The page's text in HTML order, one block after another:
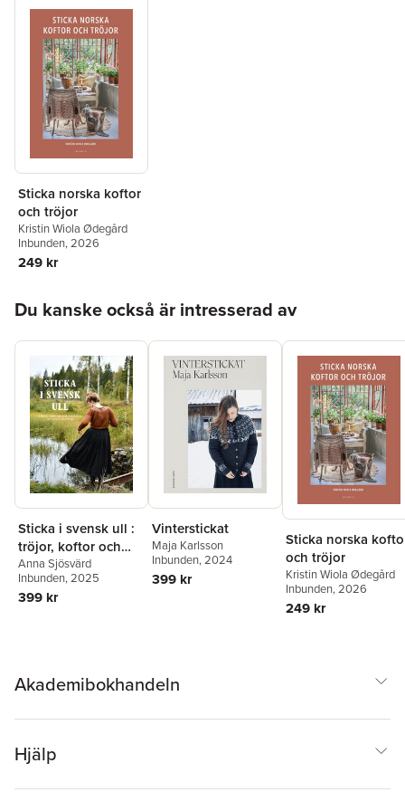
Sticka norska koftor
och tröjor
Kristin Wiola Ødegård
Inbunden, 2026
249 kr
Du kanske också är intresserad av
Sticka i svensk ull :
tröjor, koftor och
småvarmt av Anna
Sjösvärd
Anna Sjösvärd
Inbunden, 2025
399 kr
Vinterstickat
Maja Karlsson
Inbunden, 2024
399 kr
Sticka norska
och tröjor
Kristin Wiola Ødegård
Inbunden, 2026
249 kr
Akademibokhandeln
Hjälp